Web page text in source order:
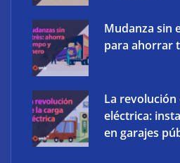
Ucademy lanza la marca
preparación de oposiciones
Mudanza sin
para ahorrar
La revolución
eléctrica:
en garajes